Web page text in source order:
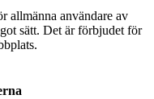
allmänna användare av
sätt. Det är förbjudet för